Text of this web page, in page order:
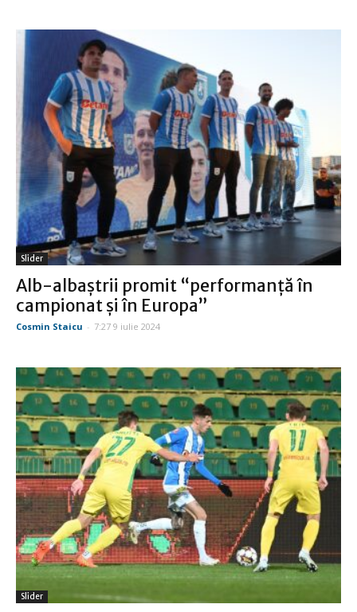
Slider
Alb-albaştrii promit “performanţă în
campionat şi în Europa”
Cosmin Staicu - 7:27 9 iulie 2024
Slider